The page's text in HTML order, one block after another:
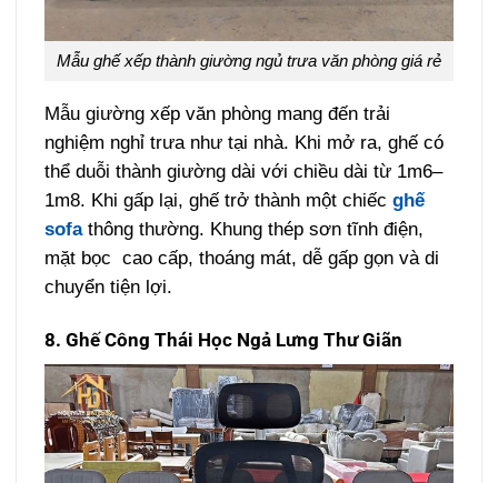
Mẫu ghế xếp thành giường ngủ trưa văn phòng giá rẻ
Mẫu giường xếp văn phòng mang đến trải
nghiệm nghỉ trưa như tại nhà. Khi mở ra, ghế có
thể duỗi thành giường dài với chiều dài từ 1m6–
1m8. Khi gấp lại, ghế trở thành một chiếcghế
sofathông thường. Khung thép sơn tĩnh điện,
mặt bọc cao cấp, thoáng mát, dễ gấp gọn và di
chuyển tiện lợi.
8. Ghế Công Thái Học Ngả Lưng Thư Giãn